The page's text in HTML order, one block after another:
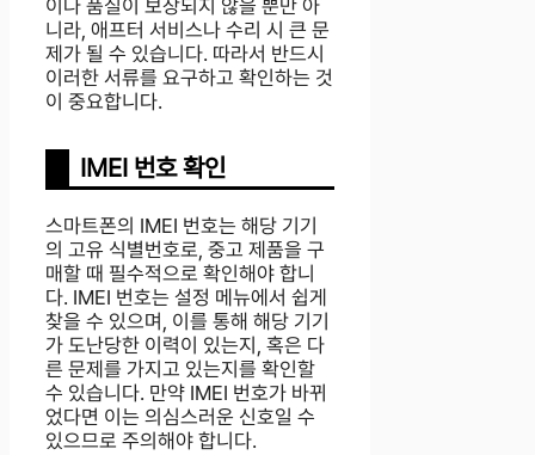
이나 품질이 보장되지 않을 뿐만 아
니라, 애프터 서비스나 수리 시 큰 문
제가 될 수 있습니다. 따라서 반드시
이러한 서류를 요구하고 확인하는 것
이 중요합니다.
IMEI 번호 확인
스마트폰의 IMEI 번호는 해당 기기
의 고유 식별번호로, 중고 제품을 구
매할 때 필수적으로 확인해야 합니
다. IMEI 번호는 설정 메뉴에서 쉽게
찾을 수 있으며, 이를 통해 해당 기기
가 도난당한 이력이 있는지, 혹은 다
른 문제를 가지고 있는지를 확인할
수 있습니다. 만약 IMEI 번호가 바뀌
었다면 이는 의심스러운 신호일 수
있으므로 주의해야 합니다.